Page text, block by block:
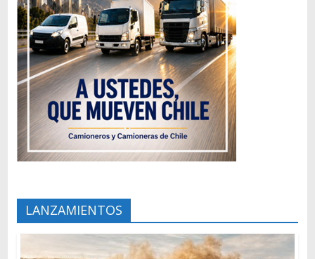
LANZAMIENTOS